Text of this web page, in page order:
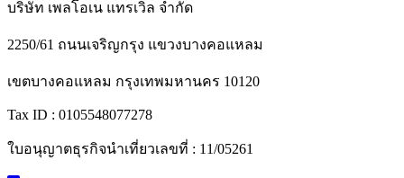
บริษัท เพลโอเน แทรเวิล จำกัด
2250/61 ถนนเจริญกรุง แขวงบางคอแหลม
เขตบางคอแหลม กรุงเทพมหานคร 10120
Tax ID : 0105548077278
ใบอนุญาตธุรกิจนำเที่ยวเลขที่ : 11/05261